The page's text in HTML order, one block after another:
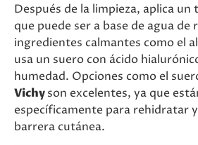
Después de la limpieza, aplica
que puede ser a base de agua de
ingredientes calmantes como el
usa un suero con ácido
humedad. Opciones como el
Vichyson excelentes, ya que
específicamente para rehidratar
barrera cutánea.